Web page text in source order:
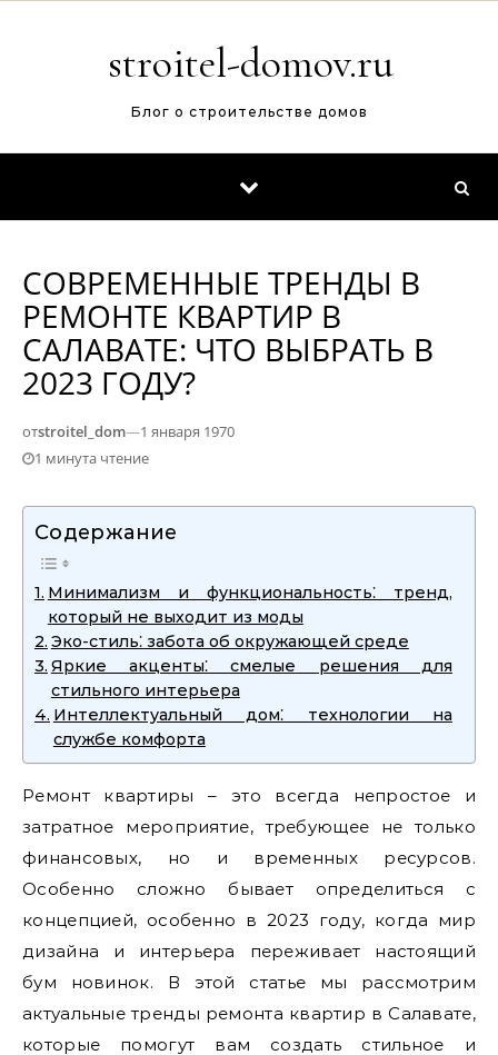
stroitel-domov.ru
Блог о строительстве домов
СОВРЕМЕННЫЕ ТРЕНДЫ В
РЕМОНТЕ КВАРТИР В
САЛАВАТЕ: ЧТО ВЫБРАТЬ В
2023 ГОДУ?
отstroitel_dom—1 января 1970
1 минута чтение
Содержание
Минимализм и функциональность⁚ тренд,
который не выходит из моды
Эко-стиль⁚ забота об окружающей среде
Яркие акценты⁚ смелые решения для
стильного интерьера
Интеллектуальный дом⁚ технологии на
службе комфорта
Ремонт квартиры – это всегда непростое и
затратное мероприятие, требующее не только
финансовых, но и временных ресурсов.
Особенно сложно бывает определиться с
концепцией, особенно в 2023 году, когда мир
дизайна и интерьера переживает настоящий
бум новинок. В этой статье мы рассмотрим
актуальные тренды ремонта квартир в Салавате,
которые помогут вам создать стильное и